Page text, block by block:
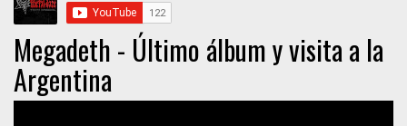
Megadeth - Último álbum y visita a la
Argentina